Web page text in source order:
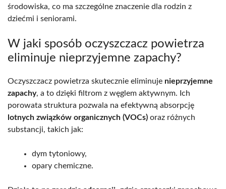
środowiska, co ma szczególne znaczenie dla rodzin z
dziećmi i seniorami.
W jaki sposób oczyszczacz powietrza
eliminuje nieprzyjemne zapachy?
Oczyszczacz powietrza skutecznie eliminuje nieprzyjemne
zapachy, a to dzięki filtrom z węglem aktywnym. Ich
porowata struktura pozwala na efektywną absorpcję
lotnych związków organicznych (VOCs) oraz różnych
substancji, takich jak:
dym tytoniowy,
opary chemiczne.